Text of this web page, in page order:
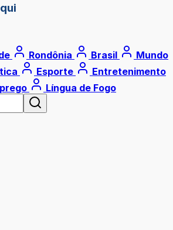
Rondônia Brasil
Mundo
Esporte
Entretenimento
Língua de Fogo